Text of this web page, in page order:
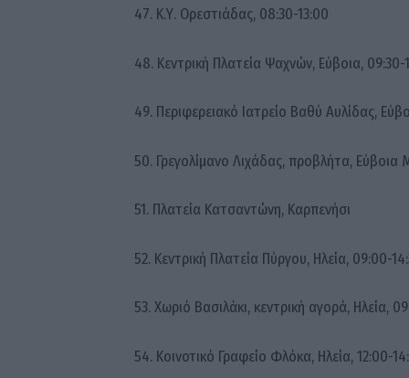
47. Κ.Υ. Ορεστιάδας, 08:30-13:00
48. Κεντρική Πλατεία Ψαχνών, Εύβοια, 09:30-
49. Περιφερειακό Ιατρείο Βαθύ Αυλίδας,
50. Γρεγολίμανο Λιχάδας, προβλήτα, Εύβοια
51. Πλατεία Κατσαντώνη, Καρπενήσι
52. Κεντρική Πλατεία Πύργου, Ηλεία, 09:00-
53. Χωριό Βασιλάκι, κεντρική αγορά, Ηλεία,
54. Κοινοτικό Γραφείο Φλόκα, Ηλεία, 12:00-